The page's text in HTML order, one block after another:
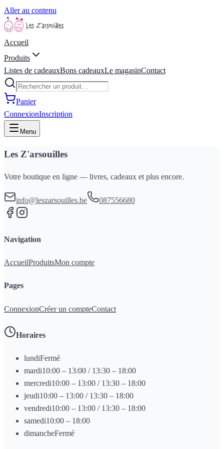
Aller au contenu
Accueil
Produits
Listes de cadeauxBons cadeauxLe magasinContact
Panier
ConnexionInscription
Menu
Les Z'arsouilles
Votre boutique en ligne — livres, cadeaux et plus encore.
info@leszarsouilles.be 087556680
Navigation
AccueilProduitsMon compte
Pages
ConnexionCréer un compteContact
Horaires
lundiFermé
mardi10:00 – 13:00 / 13:30 – 18:00
mercredi10:00 – 13:00 / 13:30 – 18:00
jeudi10:00 – 13:00 / 13:30 – 18:00
vendredi10:00 – 13:00 / 13:30 – 18:00
samedi10:00 – 18:00
dimancheFermé